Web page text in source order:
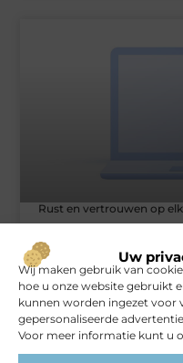
Uw
Wij maken gebruik van
hoe u onze website gebruikt
kunnen worden ingezet voor
gepersonaliseerde
Voor meer informatie kunt u
Rust en vertrouwen op